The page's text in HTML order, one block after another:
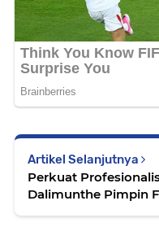
Artikel Selanjutnya
Perkuat
Dalimunthe Pimpin